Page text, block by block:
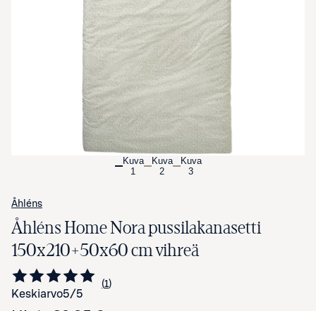
Avaa tuotekuva suurennettuna
Kuva
1
Kuva
2
Kuva
3
Åhléns
Åhléns Home Nora pussilakanasetti
150x210+50x60 cm vihreä
Keskiarvo5/5 Siirry arvioihin
1
kappale